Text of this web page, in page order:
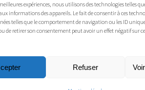
expériences, nous utilisons des technologies telles
informations des appareils. Le fait de consentir à ces
telles que le comportement de navigation ou les ID
de retirer son consentement peut avoir un effet négatif sur
Refuser